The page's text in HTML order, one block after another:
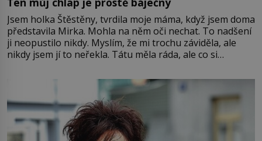
Jsem holka Štěstěny, tvrdila moje máma, když jsem doma
představila Mirka. Mohla na něm oči nechat. To nadšení
ji neopustilo nikdy. Myslím, že mi trochu záviděla, ale
nikdy jsem jí to neřekla. Tátu měla ráda, ale co si
Jsme spolu moc rádi Tehdy byla jiná doba, když